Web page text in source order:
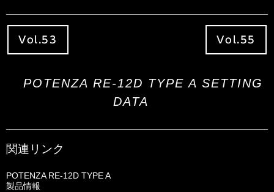
Vol.53 Vol.55
POTENZA RE-12D TYPE A SETTING
DATA
関連リンク
POTENZA RE-12D TYPE A
製品情報